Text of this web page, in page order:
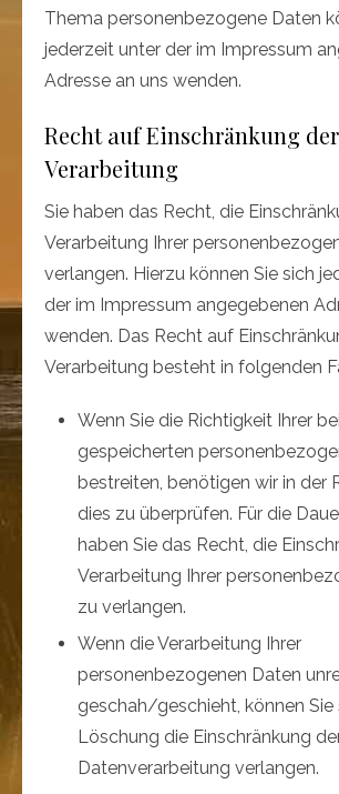
Thema personenbezogene Daten
jederzeit unter der im Impressum
Adresse an uns wenden.
Recht auf Einschränkung der
Verarbeitung
Sie haben das Recht, die
Verarbeitung Ihrer
verlangen. Hierzu können Sie sich
der im Impressum angegebenen
wenden. Das Recht auf
Verarbeitung besteht in folgenden
Wenn Sie die Richtigkeit Ihrer
gespeicherten
bestreiten, benötigen wir in der
dies zu überprüfen. Für die
haben Sie das Recht, die
Verarbeitung Ihrer
zu verlangen.
Wenn die Verarbeitung Ihrer
personenbezogenen Daten
geschah/geschieht, können
Löschung die Einschränkung
Datenverarbeitung verlangen.